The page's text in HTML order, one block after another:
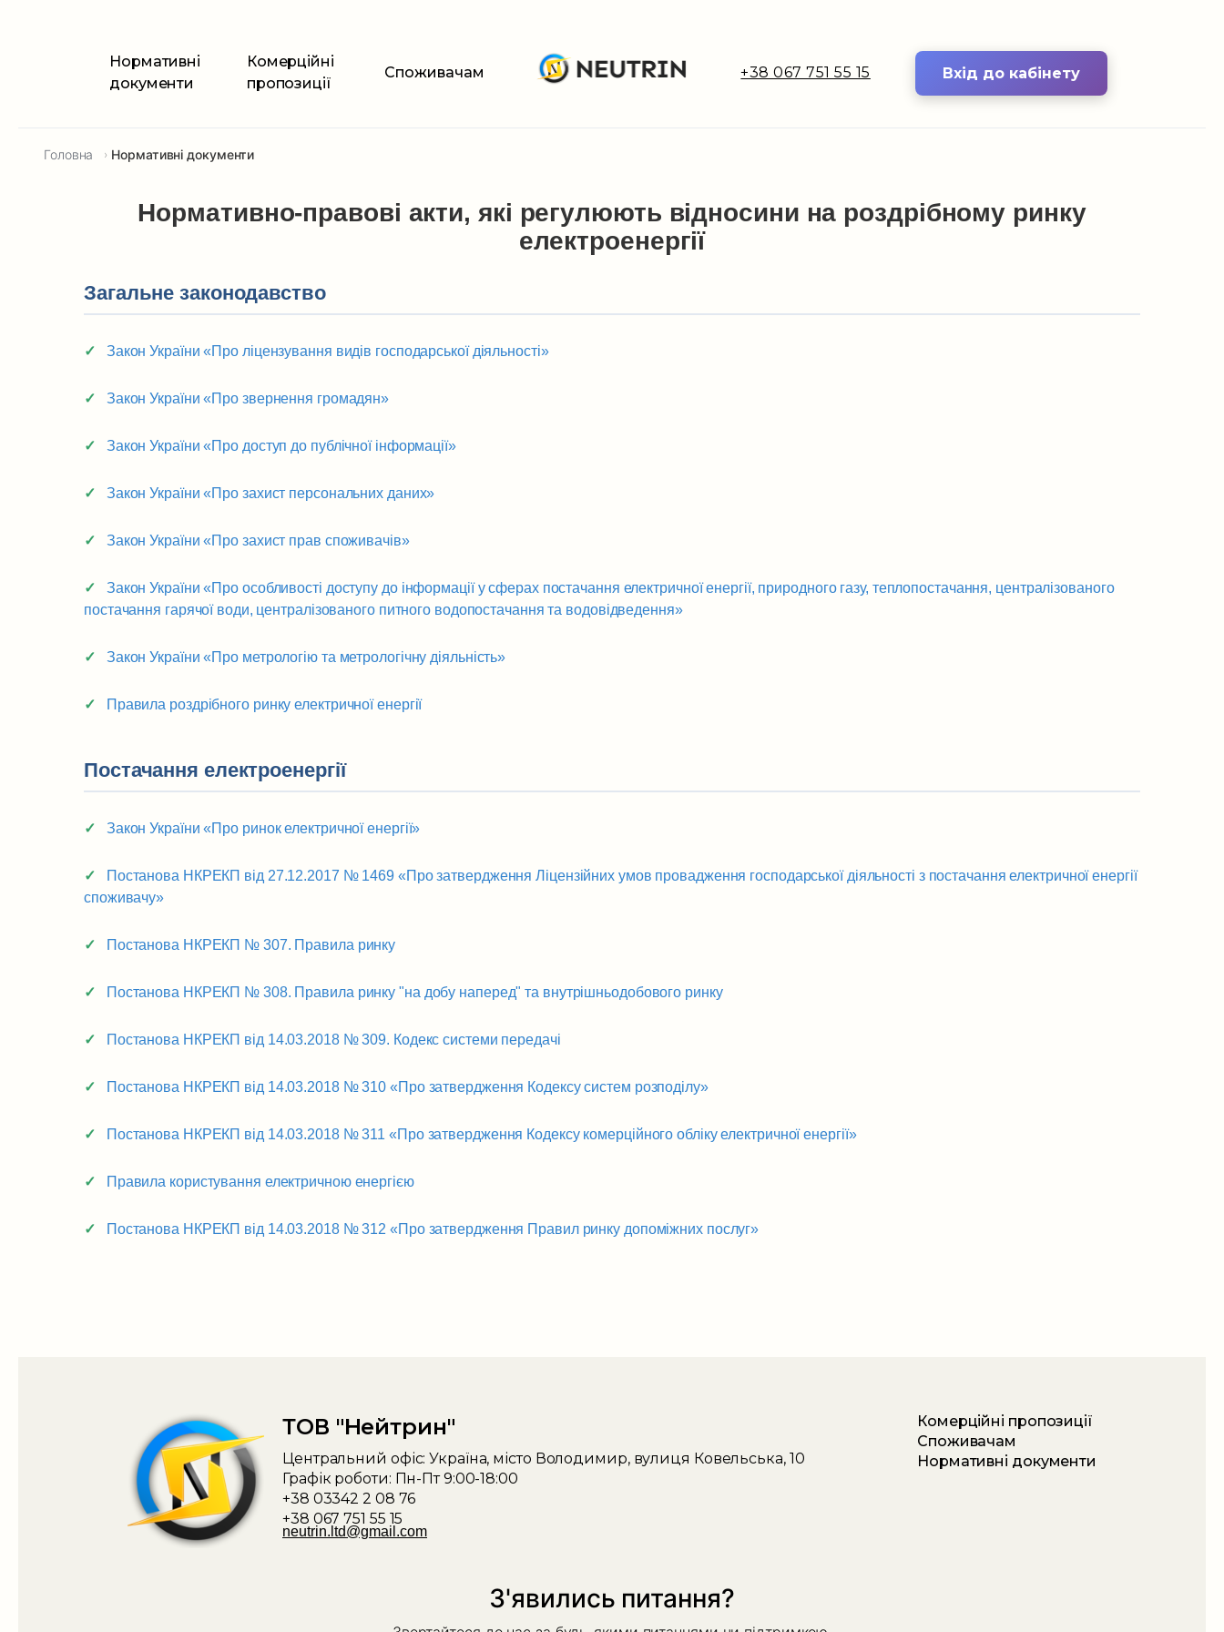
Нормативні
документи
Комерційні
пропозиції
Споживачам +38 067 751 55 15 Вхід до кабінету
Головна › Нормативні документи
Нормативно-правові акти, які регулюють відносини на роздрібному ринку
електроенергії
Загальне законодавство
Закон України «Про ліцензування видів господарської діяльності»
Закон України «Про звернення громадян»
Закон України «Про доступ до публічної інформації»
Закон України «Про захист персональних даних»
Закон України «Про захист прав споживачів»
Закон України «Про особливості доступу до інформації у сферах постачання електричної енергії, природного газу, теплопостачання, централізованого
постачання гарячої води, централізованого питного водопостачання та водовідведення»
Закон України «Про метрологію та метрологічну діяльність»
Правила роздрібного ринку електричної енергії
Постачання електроенергії
Закон України «Про ринок електричної енергії»
Постанова НКРЕКП від 27.12.2017 № 1469 «Про затвердження Ліцензійних умов провадження господарської діяльності з постачання електричної енергії
споживачу»
Постанова НКРЕКП № 307. Правила ринку
Постанова НКРЕКП № 308. Правила ринку "на добу наперед" та внутрішньодобового ринку
Постанова НКРЕКП від 14.03.2018 № 309. Кодекс системи передачі
Постанова НКРЕКП від 14.03.2018 № 310 «Про затвердження Кодексу систем розподілу»
Постанова НКРЕКП від 14.03.2018 № 311 «Про затвердження Кодексу комерційного обліку електричної енергії»
Правила користування електричною енергією
Постанова НКРЕКП від 14.03.2018 № 312 «Про затвердження Правил ринку допоміжних послуг»
ТОВ "Нейтрин"
Центральний офіс: Україна, місто Володимир, вулиця Ковельська, 10
Графік роботи: Пн-Пт 9:00-18:00
+38 03342 2 08 76
+38 067 751 55 15
neutrin.ltd@gmail.com
Комерційні пропозиції
Споживачам
Нормативні документи
З'явились питання?